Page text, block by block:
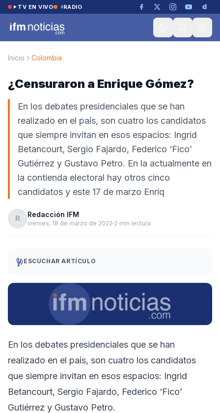
Saltar al contenido
TV EN VIVO RADIO
Inicio Colombia
¿Censuraron a Enrique Gómez?
En los debates presidenciales que se han
realizado en el país, son cuatro los candidatos
que siempre invitan en esos espacios: Ingrid
Betancourt, Sergio Fajardo, Federico ‘Fico’
Gutiérrez y Gustavo Petro. En la actualmente en
la contienda electoral hay otros cinco
candidatos y este 17 de marzo Enriq
R Redacción IFM
viernes, 18 de marzo de 2022 2 min lectura
ESCUCHAR ARTÍCULO
En los debates presidenciales que se han
realizado en el país, son cuatro los candidatos
que siempre invitan en esos espacios: Ingrid
Betancourt, Sergio Fajardo, Federico ‘Fico’
Gutiérrez y Gustavo Petro.